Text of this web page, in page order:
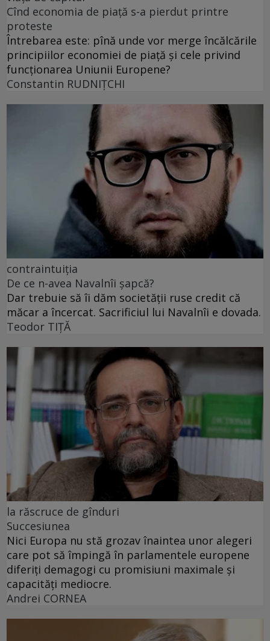
Cînd economia de piață s-a pierdut printre
proteste
Întrebarea este: pînă unde vor merge încălcările
principiilor economiei de piață și cele privind
funcționarea Uniunii Europene?
Constantin RUDNIŢCHI
contraintuiția
De ce n-avea Navalnîi șapcă?
Dar trebuie să îi dăm societății ruse credit că
măcar a încercat. Sacrificiul lui Navalnîi e dovada.
Teodor TIŢĂ
la răscruce de gînduri
Succesiunea
Nici Europa nu stă grozav înaintea unor alegeri
care pot să împingă în parlamentele europene
diferiți demagogi cu promisiuni maximale și
capacități mediocre.
Andrei CORNEA